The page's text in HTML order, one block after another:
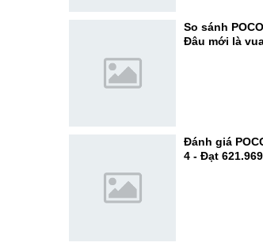
So sánh
Đâu mới là
Đánh giá
4 - Đạt